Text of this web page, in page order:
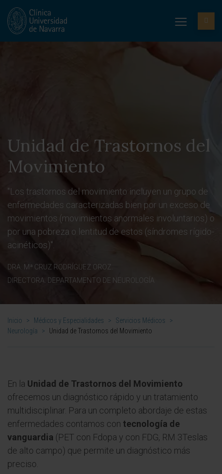
Unidad de Trastornos del
Movimiento
"Los trastornos del movimiento incluyen un grupo de
enfermedades caracterizadas bien por un exceso de
movimientos (movimientos anormales involuntarios) o
por una pobreza o lentitud de estos (síndromes rígido-
acinéticos)".
DRA. Mª CRUZ RODRÍGUEZ OROZ.
DIRECTORA. DEPARTAMENTO DE NEUROLOGÍA
Inicio > Médicos y Especialidades > Servicios Médicos
>
Neurología
> Unidad de Trastornos del Movimiento
En la Unidad de Trastornos del Movimiento
ofrecemos un diagnóstico rápido y un tratamiento
multidisciplinar. Para un completo abordaje de estas
enfermedades contamos con tecnología de
vanguardia (PET con Fdopa y con FDG, RM 3Teslas
de alto campo) que permite un diagnóstico más
preciso.